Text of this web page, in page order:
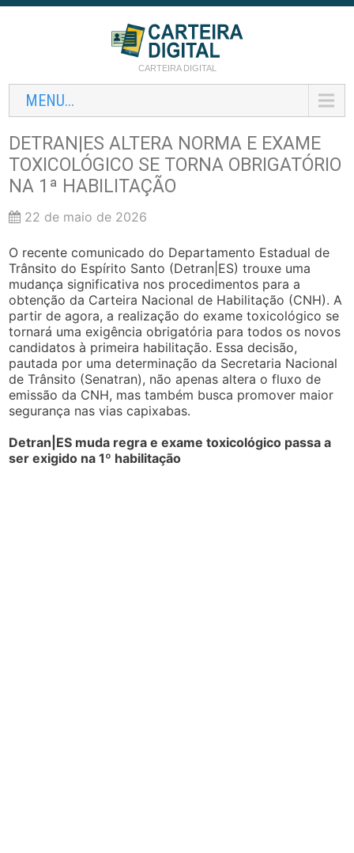
CARTEIRA DIGITAL
MENU...
DETRAN|ES ALTERA NORMA E EXAME
TOXICOLÓGICO SE TORNA OBRIGATÓRIO
NA 1ª HABILITAÇÃO
22 de maio de 2026
O recente comunicado do Departamento Estadual de
Trânsito do Espírito Santo (Detran|ES) trouxe uma
mudança significativa nos procedimentos para a
obtenção da Carteira Nacional de Habilitação (CNH). A
partir de agora, a realização do exame toxicológico se
tornará uma exigência obrigatória para todos os novos
candidatos à primeira habilitação. Essa decisão,
pautada por uma determinação da Secretaria Nacional
de Trânsito (Senatran), não apenas altera o fluxo de
emissão da CNH, mas também busca promover maior
segurança nas vias capixabas.
Detran|ES muda regra e exame toxicológico passa a
ser exigido na 1º habilitação